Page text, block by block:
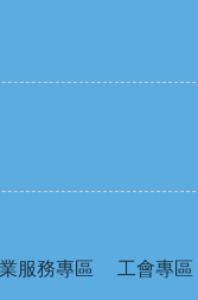
服務專區 工會專區